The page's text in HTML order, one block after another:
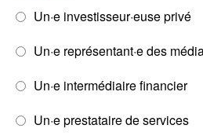
Un·e investisseur·euse privé
Un·e représentant·e des
Un·e intermédiaire financier
Un·e prestataire de services